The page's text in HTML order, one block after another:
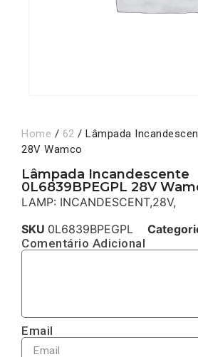
Home / 62 / Lâmpada
28V Wamco
Lâmpada Incandescente
0L6839BPEGPL 28V
LAMP: INCANDESCENT,28V,
SKU 0L6839BPEGPL
Comentário Adicional
Email